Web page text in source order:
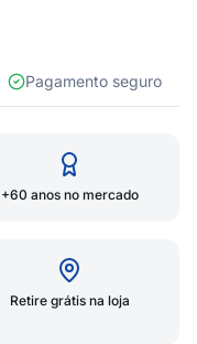
Pagamento seguro
+60 anos no mercado
Retire grátis na loja